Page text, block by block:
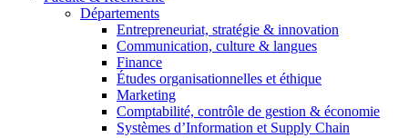
Départements
Entrepreneuriat, stratégie & innovation
Communication, culture & langues
Finance
Études organisationnelles et éthique
Marketing
Comptabilité, contrôle de gestion & économie
Systèmes d’Information et Supply Chain